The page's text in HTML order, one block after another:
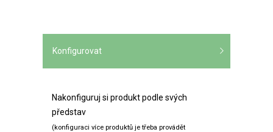
Konfigurovat
Nakonfiguruj si produkt podle svých
představ
(konfiguraci více produktů je třeba provádět